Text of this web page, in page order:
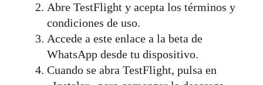
Abre TestFlight y acepta los términos y
condiciones de uso.
Accede a este enlace a la beta de
WhatsApp desde tu dispositivo.
Cuando se abra TestFlight, pulsa en